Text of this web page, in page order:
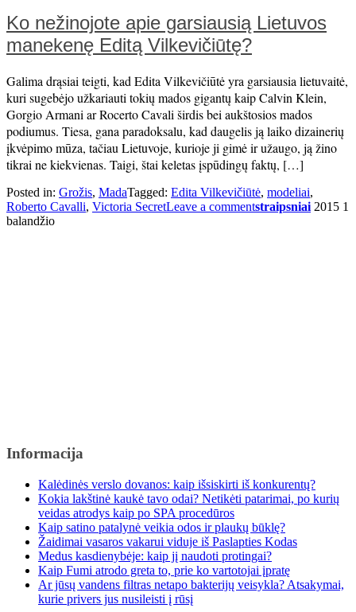
Ko nežinojote apie garsiausią Lietuvos
manekenę Editą Vilkevičiūtę?
Galima drąsiai teigti, kad Edita Vilkevičiūtė yra garsiausia lietuvaitė,
kuri sugebėjo užkariauti tokių mados gigantų kaip Calvin Klein,
Gorgio Armani ar Rocerto Cavali širdis bei aukštosios mados
podiumus. Tiesa, gana paradoksalu, kad daugelis ją laiko dizainerių
įkvėpimo mūza, tačiau Lietuvoje, kurioje ji gimė ir užaugo, ją žino
tikrai ne kiekvienas. Taigi, štai keletas įspūdingų faktų, […]
Posted in: Grožis, MadaTagged: Edita Vilkevičiūtė, modeliai,
Roberto Cavalli, Victoria SecretLeave a commentstraipsniai 2015 1
balandžio
Informacija
Kalėdinės verslo dovanos: kaip išsiskirti iš konkurentų?
Kokia lakštinė kaukė tavo odai? Netikėti patarimai, po kurių
veidas atrodys kaip po SPA procedūros
Kaip satino patalynė veikia odos ir plaukų būklę?
Žaidimai vasaros vakarui viduje iš Paslapties Kodas
Medus kasdienybėje: kaip jį naudoti protingai?
Kaip Fumi atrodo greta to, prie ko vartotojai įpratę
Ar jūsų vandens filtras netapo bakterijų veisykla? Atsakymai,
kurie privers jus nusileisti į rūsį